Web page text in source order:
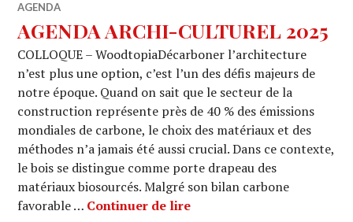
AGENDA
AGENDA ARCHI-CULTUREL 2025
COLLOQUE – WoodtopiaDécarboner l’architecture
n’est plus une option, c’est l’un des défis majeurs de
notre époque. Quand on sait que le secteur de la
construction représente près de 40 % des émissions
mondiales de carbone, le choix des matériaux et des
méthodes n’a jamais été aussi crucial. Dans ce contexte,
le bois se distingue comme porte drapeau des
matériaux biosourcés. Malgré son bilan carbone
favorable … Continuer de lireAGENDA ARCHI-